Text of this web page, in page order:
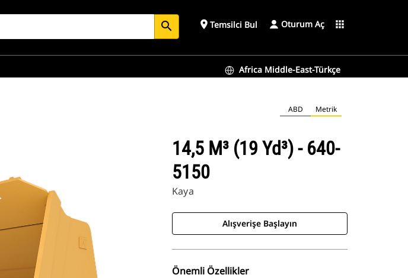
search place Temsilci Bul Oturum Aç apps
Africa Middle-East-Türkçe
ABD Metrik
14,5 M³ (19 Yd³) - 640-
5150
Kaya
Alışverişe Başlayın
Önemli Özellikler